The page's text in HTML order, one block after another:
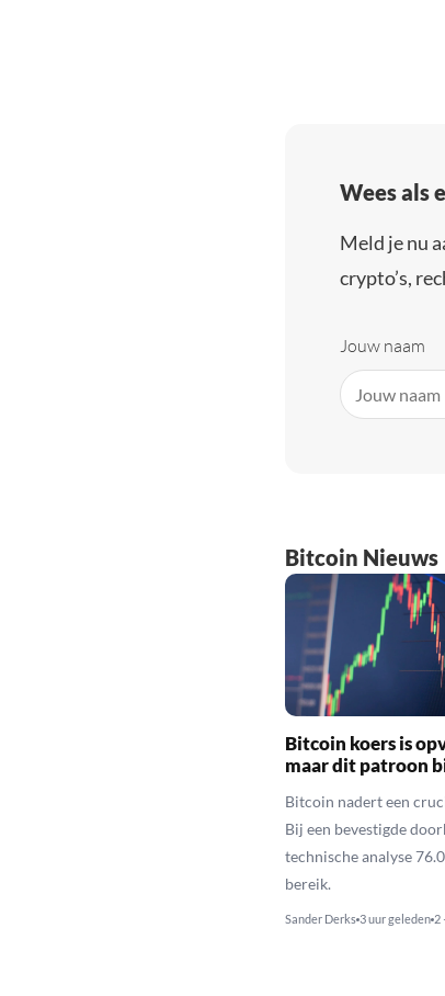
Wees als
Meld je nu
crypto’s,
Jouw naam
Bitcoin Nieuws
Bitcoin koers is
maar dit patroon
Bitcoin nadert een
Bij een bevestigde
technische analyse
bereik.
Sander Derks 3 uur geleden 2